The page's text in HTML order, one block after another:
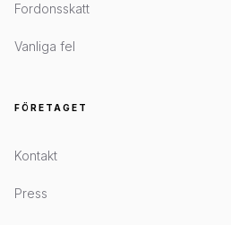
Fordonsskatt
Vanliga fel
FÖRETAGET
Kontakt
Press